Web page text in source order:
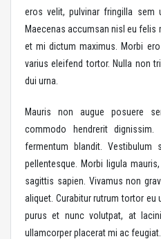
eros velit, pulvinar fringilla sem
Maecenas accumsan nisl eu
et mi dictum maximus. Morbi
varius eleifend tortor. Nulla non
dui urna.
Mauris non augue posuere
commodo hendrerit
fermentum blandit.
pellentesque. Morbi ligula
sagittis sapien. Vivamus non
aliquet. Curabitur rutrum tortor
purus et nunc volutpat, at
ullamcorper placerat mi ac feugiat.